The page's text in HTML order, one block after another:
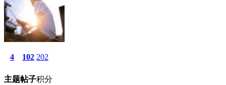
4
主题
102
帖子
202
积分